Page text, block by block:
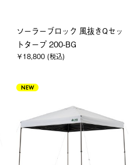
ソーラーブロック 風抜きQセッ
トタープ 200-BG
￥18,800 (税込)
NEW